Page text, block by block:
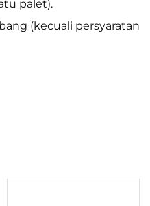
palet).
(kecuali persyaratan